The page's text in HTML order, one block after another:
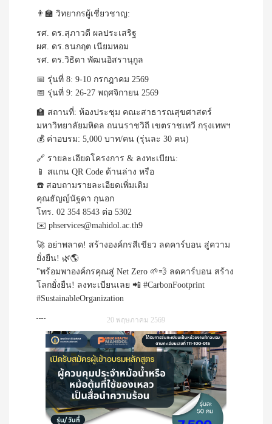
👨‍🏫 วิทยากรผู้เชี่ยวชาญ:
รศ. ดร.สุภาวดี ผลประเสริฐ
ผศ. ดร.ธนกฤต เนียมหอม
รศ. ดร.วิธิดา พัฒนอิสรานุกูล
📅 รุ่นที่ 8: 9-10 กรกฎาคม 2569
📅 รุ่นที่ 9: 26-27 พฤศจิกายน 2569
🏫 สถานที่: ห้องประชุม คณะสาธารณสุขศาสตร์
มหาวิทยาลัยมหิดล ถนนราชวิถี เขตราชเทวี กรุงเทพฯ
💰 ค่าอบรม: 5,000 บาท/คน (รุ่นละ 30 คน)
🔗 รายละเอียดโครงการ & ลงทะเบียน:
📱 สแกน QR Code ด้านล่าง หรือ
☎️ สอบถามรายละเอียดเพิ่มเติม
คุณธัญญ์นัฐดา กุนอก
โทร. 02 354 8543 ต่อ 5302
✉️ phservices@mahidol.ac.th9
🚀 อย่าพลาด! สร้างองค์กรสีเขียว ลดคาร์บอน สู่ความ
ยั่งยืน! 🌿🌎
"พร้อมพาองค์กรคุณสู่ Net Zero 🌱💨 ลดคาร์บอน สร้าง
โลกยั่งยืน! ลงทะเบียนเลย 📲 #CarbonFootprint
#SustainableOrganization
20 พฤษภาคม 2569